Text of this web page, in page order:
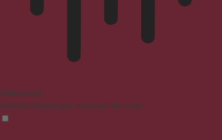
Blindenmodus
Reduziert Ablenkungen, verbessert den Fokus